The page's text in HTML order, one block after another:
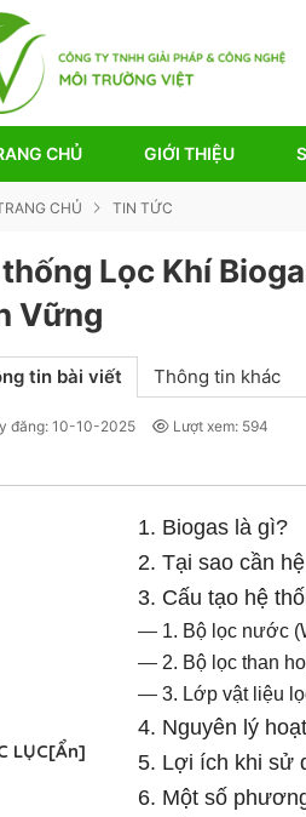
CHỦ GIỚI THIỆU
CHỦ TIN TỨC
Lọc Khí
Vững
tin bài viết Thông tin khác
đăng: 10-10-2025 Lượt xem: 594
LỤC[Ẩn]
1. Biogas là gì?
2. Tại sao cần
3. Cấu tạo hệ
— 1. Bộ lọc nước
— 2. Bộ lọc than
— 3. Lớp vật liệu
4. Nguyên lý
5. Lợi ích khi sử
6. Một số